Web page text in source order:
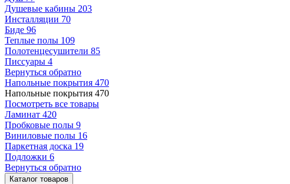
Душевые кабины 203
Инсталляции 70
Биде 96
Теплые полы 109
Полотенцесушители 85
Писсуары 4
Вернуться обратно
Напольные покрытия 470
Напольные покрытия 470
Посмотреть все товары
Ламинат 420
Пробковые полы 9
Виниловые полы 16
Паркетная доска 19
Подложки 6
Вернуться обратно
Каталог товаров